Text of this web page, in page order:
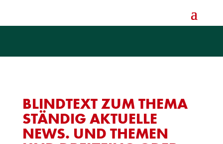
BLINDTEXT ZUM THEMA
STÄNDIG AKTUELLE
NEWS. UND THEMEN